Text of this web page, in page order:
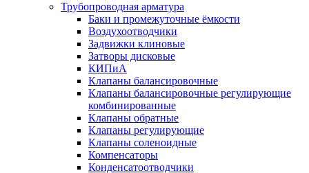
Трубопроводная арматура
Баки и промежуточные ёмкости
Воздухоотводчики
Задвижки клиновые
Затворы дисковые
КИПиА
Клапаны балансировочные
Клапаны балансировочные регулирующие
комбинированные
Клапаны обратные
Клапаны регулирующие
Клапаны соленоидные
Компенсаторы
Конденсатоотводчики